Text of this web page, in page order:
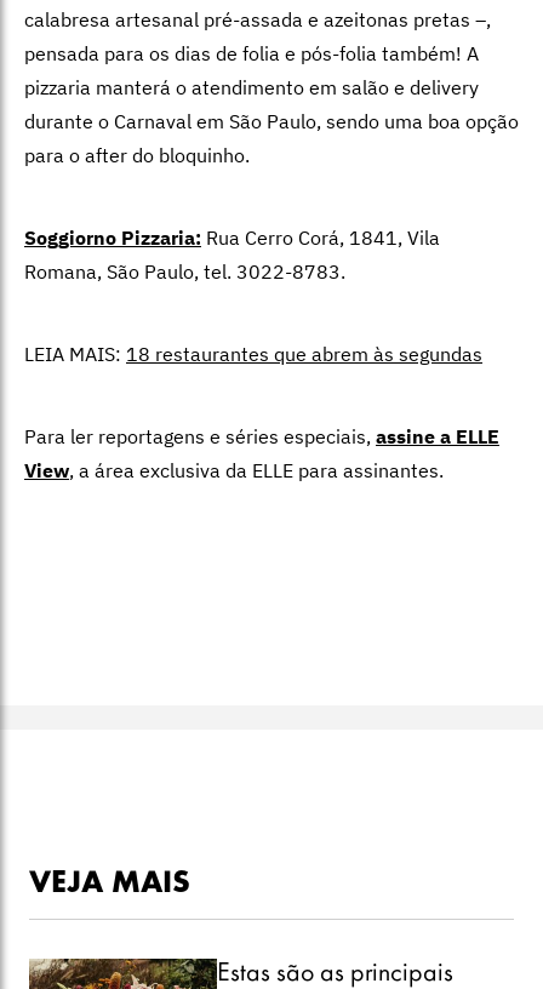
calabresa artesanal pré-assada e azeitonas pretas –,
pensada para os dias de folia e pós-folia também! A
pizzaria manterá o atendimento em salão e delivery
durante o Carnaval em São Paulo, sendo uma boa opção
para o after do bloquinho.
Soggiorno Pizzaria: Rua Cerro Corá, 1841, Vila
Romana, São Paulo, tel. 3022-8783.
LEIA MAIS: 18 restaurantes que abrem às segundas
Para ler reportagens e séries especiais, assine a ELLE
View, a área exclusiva da ELLE para assinantes.
VEJA MAIS
Estas são as principais